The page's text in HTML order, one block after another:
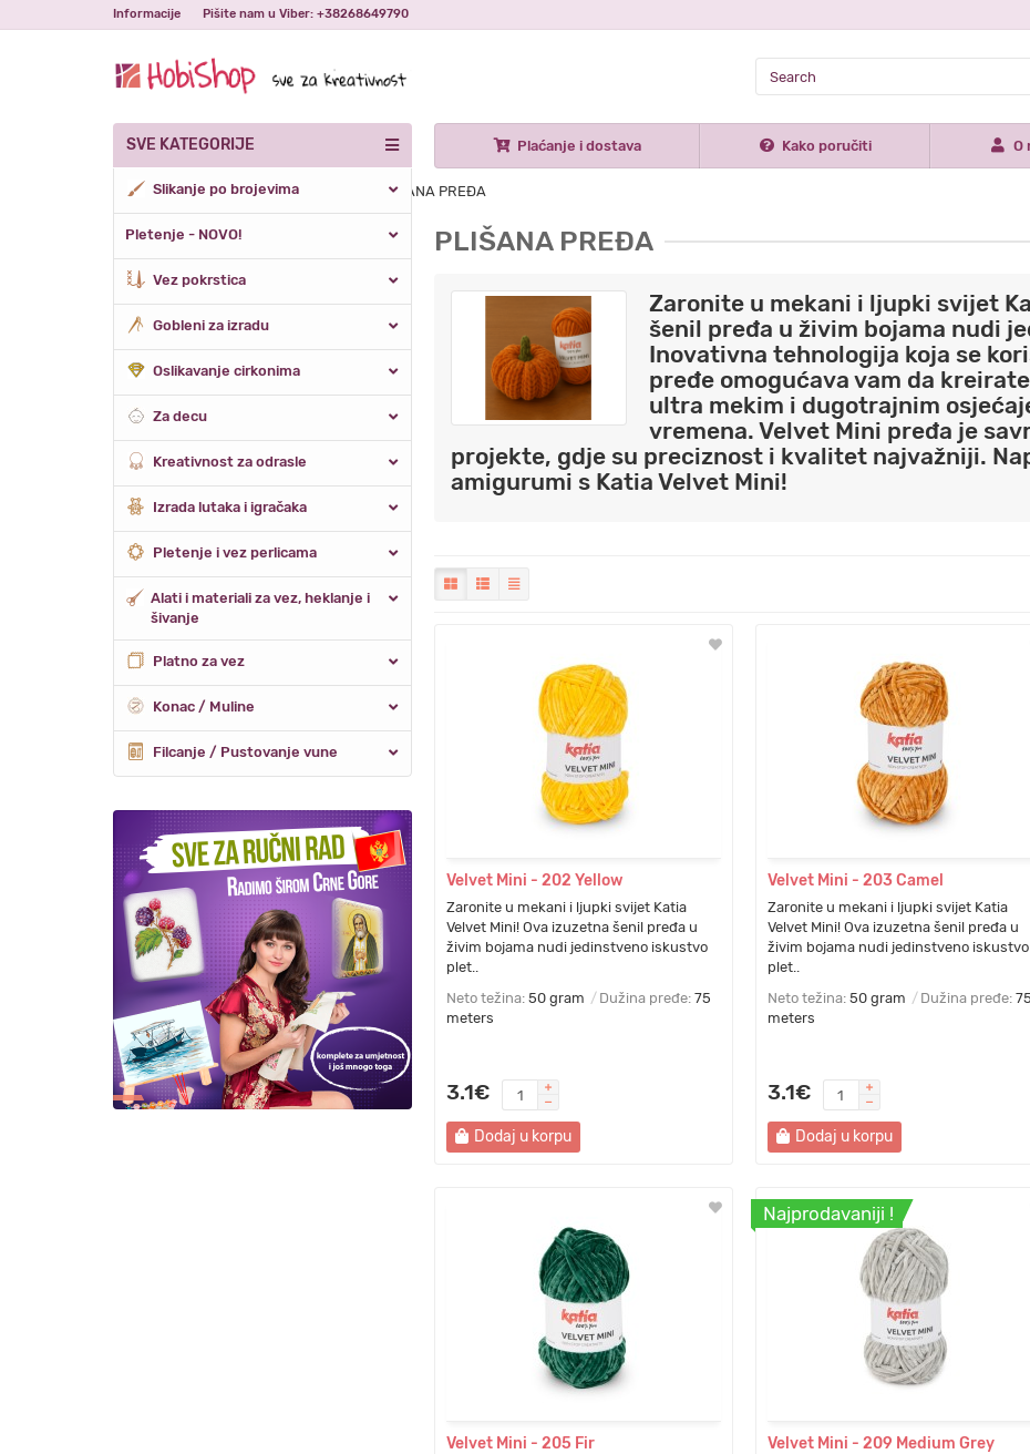
Informacije Pišite nam u Viber: +38268649790
SVE KATEGORIJE
Slikanje po brojevima
Pletenje - NOVO!
Vez pokrstica
Gobleni za izradu
Oslikavanje cirkonima
Za decu
Kreativnost za odrasle
Izrada lutaka i igračaka
Pletenje i vez perlicama
Alati i materiali za vez, heklanje i
šivanje
Platno za vez
Konac / Muline
Filcanje / Pustovanje vune
Plaćanje i dostava Kako poručiti O
Naslovna Izrada lutaka i igračaka PLIŠANA PREĐA
PLIŠANA PREĐA
Zaronite u mekani i ljupki svijet
šenil pređa u živim bojama nudi
Inovativna tehnologija koja se
pređe omogućava vam da
ultra mekim i dugotrajnim
vremena. Velvet Mini pređa je
projekte, gdje su preciznost i kvalitet najvažniji.
amigurumi s Katia Velvet Mini!
Velvet Mini - 202 Yellow
Zaronite u mekani i ljupki svijet Katia
Velvet Mini! Ova izuzetna šenil pređa u
živim bojama nudi jedinstveno iskustvo
plet..
Neto težina: 50 gram Dužina pređe: 75
meters
3.1€
Dodaj u korpu
Velvet Mini - 203 Camel
Zaronite u mekani i ljupki svijet Katia
Velvet Mini! Ova izuzetna šenil pređa u
živim bojama nudi jedinstveno iskustvo
plet..
Neto težina: 50 gram Dužina pređe: 75
meters
3.1€
Dodaj u korpu
Velvet Mini - 205 Fir
Najprodavaniji !
Velvet Mini - 209 Medium Grey